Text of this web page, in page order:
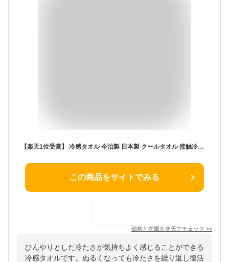
【楽天1位受賞】 冷感タオル 今治製 日本製 クールタオル 接触冷感 ひんやり UVカット ネッククーラー スポーツタオル フェイスタオル 熱中症対策 暑さ対策 夏用 冷却タオル 軽量 持ち運び便利 Minus Degree アウトドア キャンプ 運動会 通勤 通学 登山 プレゼント ギフト
この商品をサイトでみる
価格と在庫を楽天でチェック >>
ひんやりとした冷たさが気持ちよく感じることができる
冷感タオルです。ぬるくなっても冷たさを繰り返し復活